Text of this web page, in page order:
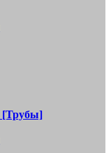
[Трубы]